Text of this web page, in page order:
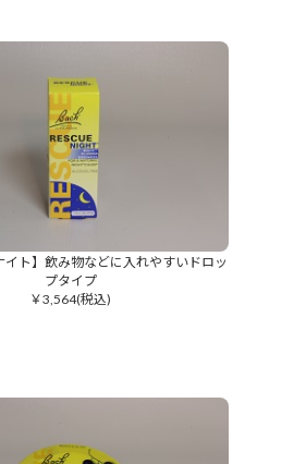
イト】飲み物などに入れやすいドロッ
プタイプ
￥3,564(税込)